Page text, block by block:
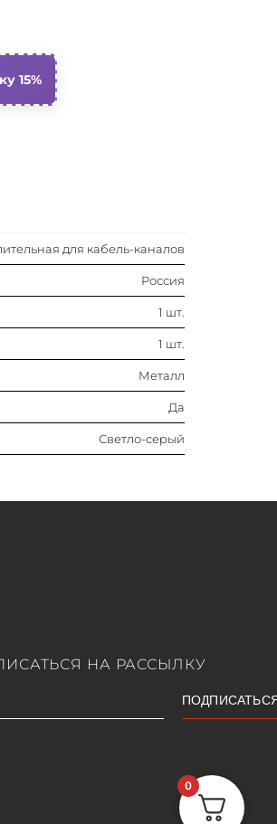
Светло-серый
15%
для кабель-каналов
Россия
1 шт.
1 шт.
Металл
Да
Светло-серый
НА РАССЫЛКУ
0